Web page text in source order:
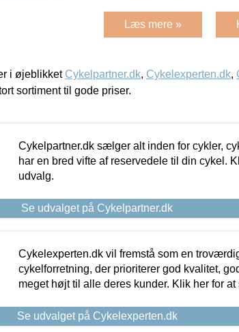
Læs mere »
i øjeblikket Cykelpartner.dk, Cykelexperten.dk,
sortiment til gode priser.
Cykelpartner.dk sælger alt inden for cykler,
har en bred vifte af reservedele til din cykel.
udvalg.
Se udvalget på Cykelpartner.dk
Cykelexperten.dk vil fremstå som en
cykelforretning, der prioriterer god kvalitet,
meget højt til alle deres kunder. Klik her for
Se udvalget på Cykelexperten.dk